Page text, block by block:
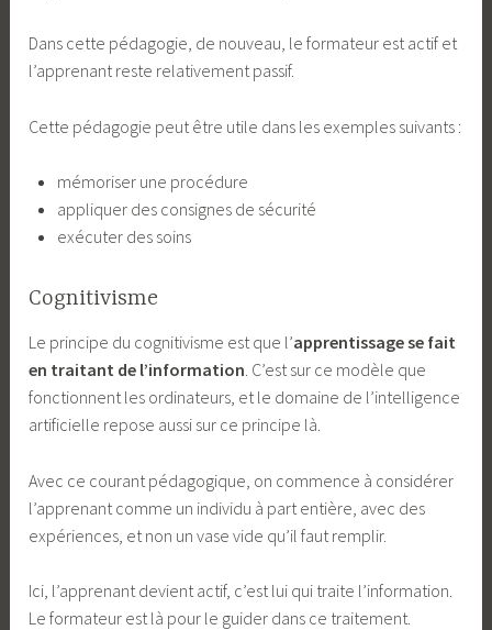
Dans cette pédagogie, de nouveau, le formateur est actif et
l’apprenant reste relativement passif.
Cette pédagogie peut être utile dans les exemples suivants :
mémoriser une procédure
appliquer des consignes de sécurité
exécuter des soins
Cognitivisme
Le principe du cognitivisme est que l’apprentissage se fait
en traitant de l’information. C’est sur ce modèle que
fonctionnent les ordinateurs, et le domaine de l’intelligence
artificielle repose aussi sur ce principe là.
Avec ce courant pédagogique, on commence à considérer
l’apprenant comme un individu à part entière, avec des
expériences, et non un vase vide qu’il faut remplir.
Ici, l’apprenant devient actif, c’est lui qui traite l’information.
Le formateur est là pour le guider dans ce traitement.